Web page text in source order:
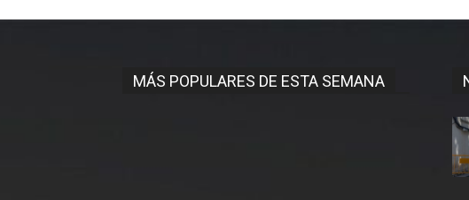
MÁS POPULARES DE ESTA SEMANA